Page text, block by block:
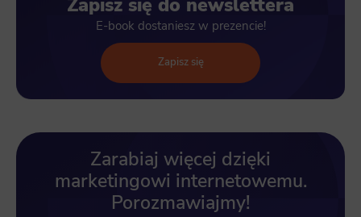
E-book dostaniesz w prezencie!
Zapisz się
Zarabiaj więcej dzięki
marketingowi internetowemu.
Porozmawiajmy!